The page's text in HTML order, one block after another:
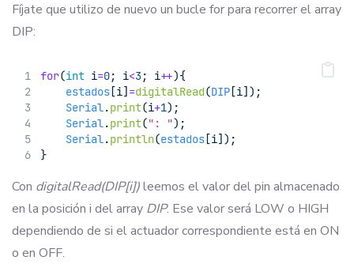
Fíjate que utilizo de nuevo un bucle for para recorrer el array
DIP:
for(int i=0; i<3; i++){
estados [i] =digitalRead(DIP [i]);
Serial.print(i+1);
Serial.print(": ");
Serial.println(estados [i]);
}
Con digitalRead(DIP[i])leemos el valor del pin almacenado
en la posición i del array DIP. Ese valor será LOW o HIGH
dependiendo de si el actuador correspondiente está en ON
o en OFF.